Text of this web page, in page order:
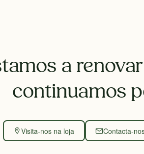
a
continuamos
Visita-nos na loja Contacta-